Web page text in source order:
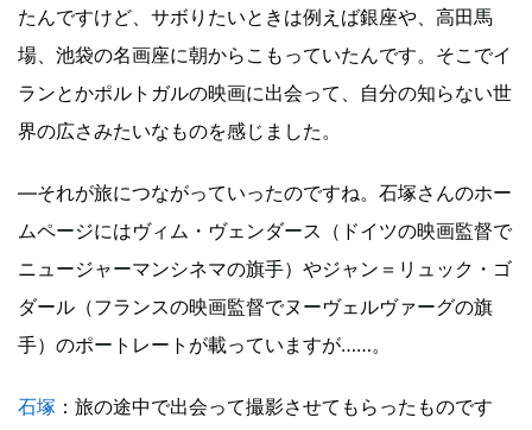
たんですけど、サボりたいときは例えば銀座や、高田馬
場、池袋の名画座に朝からこもっていたんです。そこでイ
ランとかポルトガルの映画に出会って、自分の知らない世
界の広さみたいなものを感じました。
―それが旅につながっていったのですね。石塚さんのホー
ムページにはヴィム・ヴェンダース（ドイツの映画監督で
ニュージャーマンシネマの旗手）やジャン＝リュック・ゴ
ダール（フランスの映画監督でヌーヴェルヴァーグの旗
手）のポートレートが載っていますが……。
石塚 ：旅の途中で出会って撮影させてもらったものです